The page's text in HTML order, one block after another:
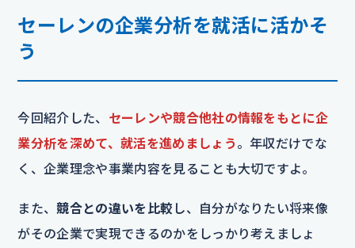
セーレンの企業分析を就活に活かそ
う
今回紹介した、 セーレンや競合他社の情報をもとに企
業分析を深めて、就活を進めましょう 。年収だけでな
く、企業理念や事業内容を見ることも大切ですよ。
また、競合との違いを比較 し、自分がなりたい将来像
がその企業で実現できるのかをしっかり考えましょ